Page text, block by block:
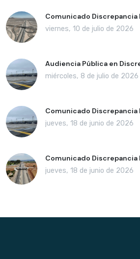
Comunicado
viernes, 10 de julio de 2026
Audiencia Pública en
miércoles, 8 de julio de 2026
Comunicado Discrepancia
jueves, 18 de junio de 2026
Comunicado
jueves, 18 de junio de 2026